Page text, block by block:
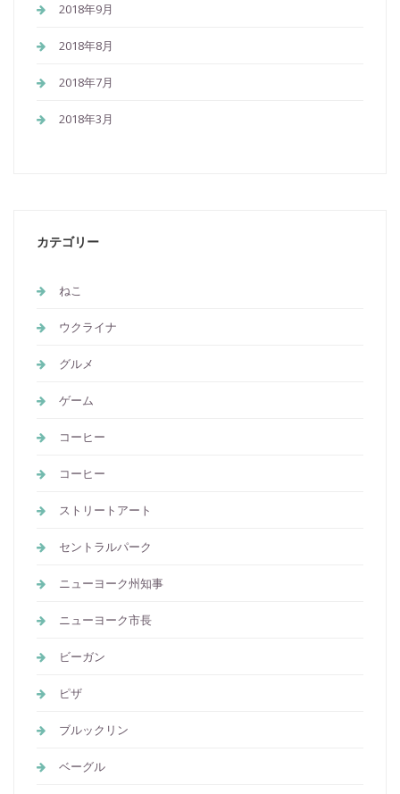
2018年9月
2018年8月
2018年7月
2018年3月
カテゴリー
ねこ
ウクライナ
グルメ
ゲーム
コーヒー
コーヒー
ストリートアート
セントラルパーク
ニューヨーク州知事
ニューヨーク市長
ビーガン
ピザ
ブルックリン
ベーグル